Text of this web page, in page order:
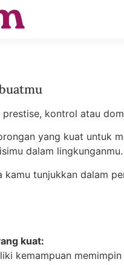
prestise, kontrol atau
yang kuat untuk
dalam lingkunganmu.
kamu tunjukkan dalam
kuat:
kemampuan